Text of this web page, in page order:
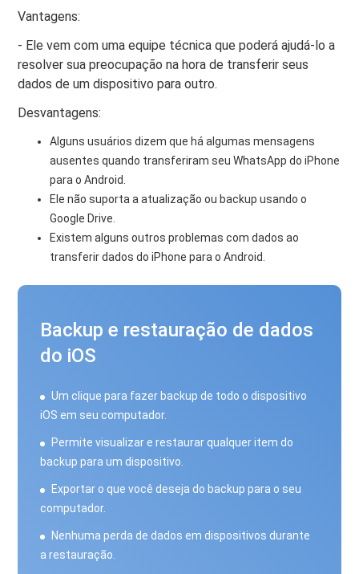
Vantagens:
- Ele vem com uma equipe técnica que poderá ajudá-lo a
resolver sua preocupação na hora de transferir seus
dados de um dispositivo para outro.
Desvantagens:
Alguns usuários dizem que há algumas mensagens
ausentes quando transferiram seu WhatsApp do iPhone
para o Android.
Ele não suporta a atualização ou backup usando o
Google Drive.
Existem alguns outros problemas com dados ao
transferir dados do iPhone para o Android.
Backup e restauração de dados
do iOS
Um clique para fazer backup de todo o dispositivo
iOS em seu computador.
Permite visualizar e restaurar qualquer item do
backup para um dispositivo.
Exportar o que você deseja do backup para o seu
computador.
Nenhuma perda de dados em dispositivos durante
a restauração.